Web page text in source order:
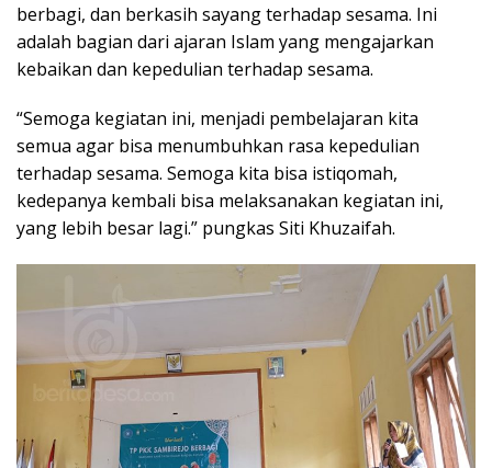
berbagi, dan berkasih sayang terhadap sesama. Ini
adalah bagian dari ajaran Islam yang mengajarkan
kebaikan dan kepedulian terhadap sesama.
“Semoga kegiatan ini, menjadi pembelajaran kita
semua agar bisa menumbuhkan rasa kepedulian
terhadap sesama. Semoga kita bisa istiqomah,
kedepanya kembali bisa melaksanakan kegiatan ini,
yang lebih besar lagi.” pungkas Siti Khuzaifah.